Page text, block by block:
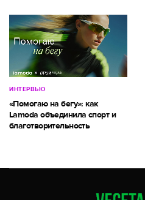
ИНТЕРВЬЮ
«Помогаю на бегу»: как
Lamoda объединила спорт и
благотворительность